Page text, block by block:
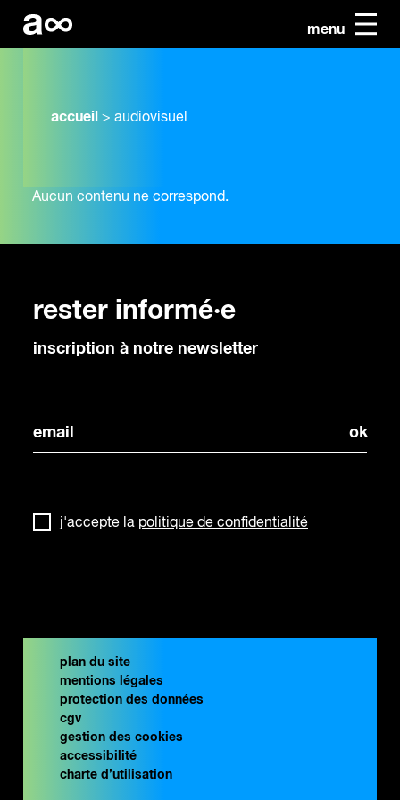
menu
accueil > audiovisuel
Aucun contenu ne correspond.
rester informé·e
inscription à notre newsletter
j'accepte la politique de confidentialité
plan du site
mentions légales
protection des données
cgv
gestion des cookies
accessibilité
charte d’utilisation